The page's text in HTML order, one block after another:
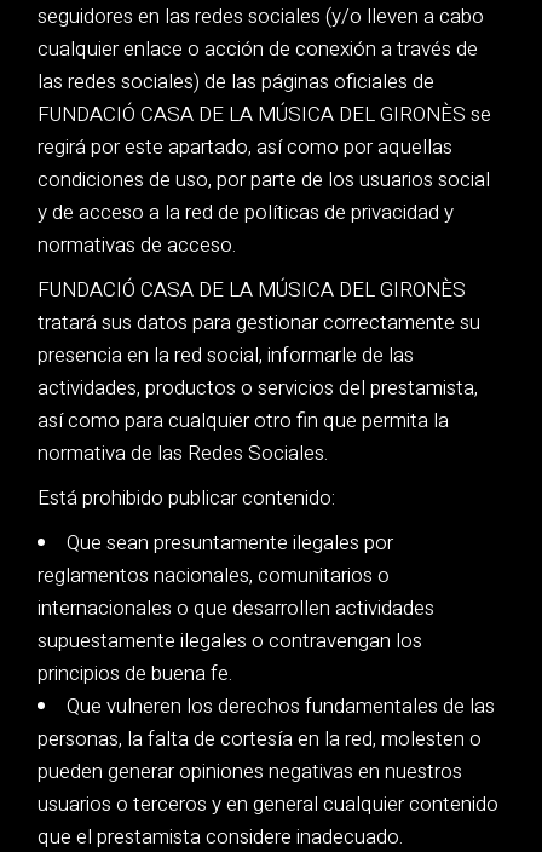
seguidores en las redes sociales (y/o lleven a cabo
cualquier enlace o acción de conexión a través de
las redes sociales) de las páginas oficiales de
FUNDACIÓ CASA DE LA MÚSICA DEL GIRONÈS se
regirá por este apartado, así como por aquellas
condiciones de uso, por parte de los usuarios social
y de acceso a la red de políticas de privacidad y
normativas de acceso.
FUNDACIÓ CASA DE LA MÚSICA DEL GIRONÈS
tratará sus datos para gestionar correctamente su
presencia en la red social, informarle de las
actividades, productos o servicios del prestamista,
así como para cualquier otro fin que permita la
normativa de las Redes Sociales.
Está prohibido publicar contenido:
Que sean presuntamente ilegales por
reglamentos nacionales, comunitarios o
internacionales o que desarrollen actividades
supuestamente ilegales o contravengan los
principios de buena fe.
Que vulneren los derechos fundamentales de las
personas, la falta de cortesía en la red, molesten o
pueden generar opiniones negativas en nuestros
usuarios o terceros y en general cualquier contenido
que el prestamista considere inadecuado.